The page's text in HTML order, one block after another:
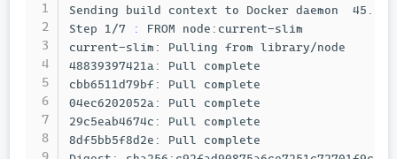
Sending build context to Docker daemon
Step 1/7 :
FROM node:current-slim
current-slim: Pulling from library/node
48839397421a: Pull complete
cbb6511d79bf: Pull complete
04ec6202052a: Pull complete
29c5eab4674c: Pull complete
8df5bb5f8d2e: Pull complete